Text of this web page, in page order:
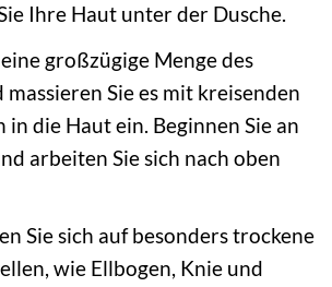
Ihre Haut unter der Dusche.
großzügige Menge des
massieren Sie es mit kreisenden
in die Haut ein. Beginnen Sie an
arbeiten Sie sich nach oben
Sie sich auf besonders trockene
wie Ellbogen, Knie und